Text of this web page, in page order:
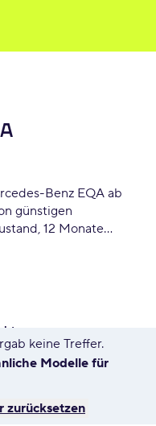
Benz EQA ab
günstigen
12 Monate
Mercedes-
keine Treffer.
Modelle für
zurücksetzen